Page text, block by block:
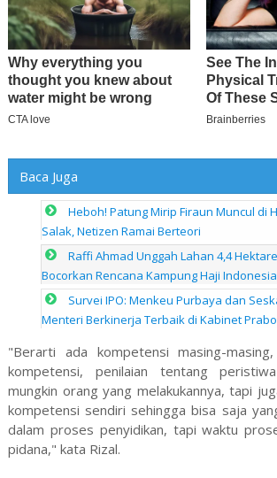
Baca Juga
Heboh! Patung Mirip Firaun Muncul di
Salak, Netizen Ramai Berteori
Raffi Ahmad Unggah Lahan 4,4
Bocorkan Rencana Kampung Haji Indonesia
Survei IPO: Menkeu Purbaya dan
Menteri Berkinerja Terbaik di Kabinet
"Berarti ada kompetensi masing-
kompetensi, penilaian tentang
mungkin orang yang melakukannya, tapi
kompetensi sendiri sehingga bisa saja
dalam proses penyidikan, tapi waktu
pidana," kata Rizal.